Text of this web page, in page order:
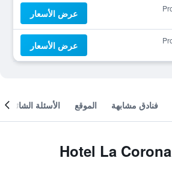
عرض الأسعار
عرض الأسعار
فنادق مشابهة الموقع الأسئلة الشائعة
أفضل صفقات Hotel La Corona